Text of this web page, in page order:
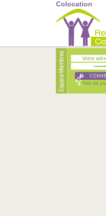
Colocation